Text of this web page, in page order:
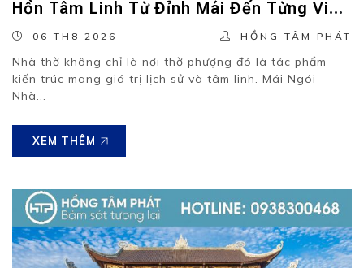
Hồn Tâm Linh Từ Đỉnh Mái Đến Từng Viên
Ngói06 TH8 2026 HỒNG TÂM PHÁT
Nhà thờ không chỉ là nơi thờ phượng đó là tác phẩm
kiến trúc mang giá trị lịch sử và tâm linh. Mái Ngói
Nhà...
XEM THÊM